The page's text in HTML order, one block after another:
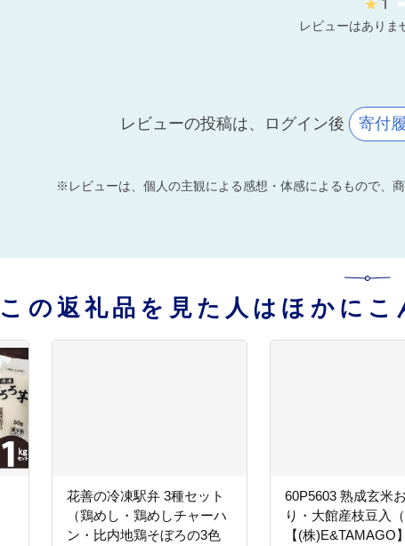
レビューはありま
レビューの投稿は、ログイン後 寄付
※レビューは、個人の主観による感想・体感によるもので、
この返礼品を見た人はほかにこ
花善の冷凍駅弁 3種セット
（鶏めし・鶏めしチャーハ
ン・比内地鶏そぼろの3色
60P5603 熟成玄米
り・大館産枝豆入（
【(株)E&TAMAGO】